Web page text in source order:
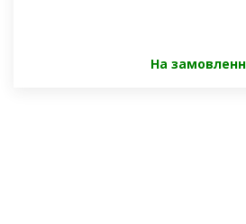
На